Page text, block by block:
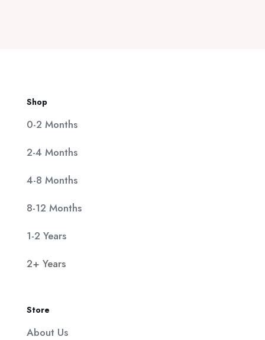
Shop
0-2 Months
2-4 Months
4-8 Months
8-12 Months
1-2 Years
2+ Years
Store
About Us